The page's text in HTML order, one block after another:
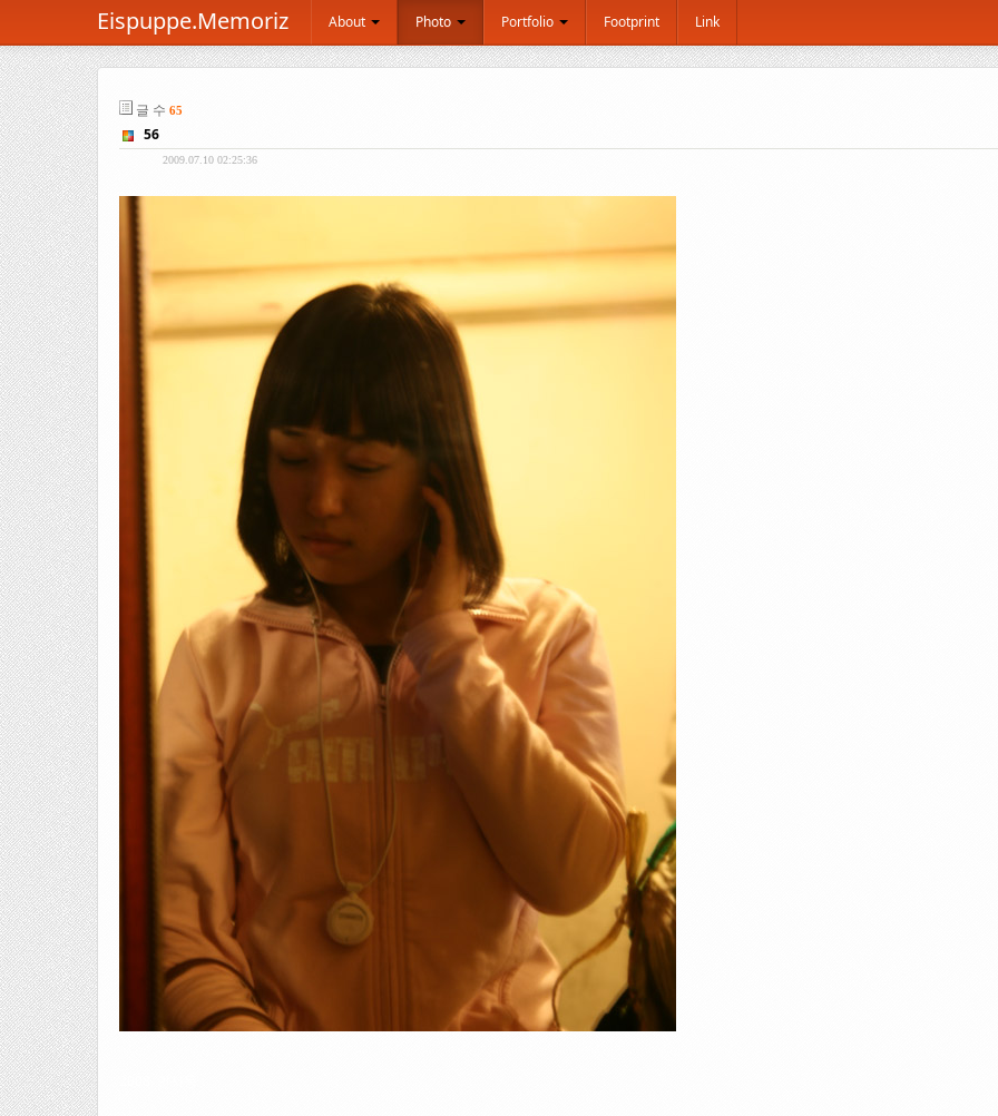
Eispuppe.Memoriz About Photo Portfolio Footprint Link
글 수 65
56
2009.07.10 02:25:36